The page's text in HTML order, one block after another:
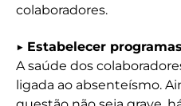
colaboradores.
▶ Estabelecer
A saúde dos
ligada ao absenteísmo.